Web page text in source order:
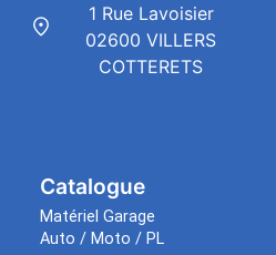
Catalogue
Matériel Garage
Auto / Moto / PL
1 Rue Lavoisier
02600 VILLERS
COTTERETS